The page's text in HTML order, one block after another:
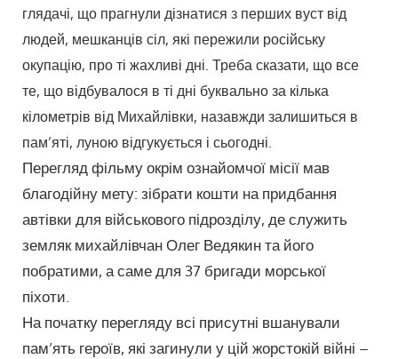
глядачі, що прагнули дізнатися з перших вуст від
людей, мешканців сіл, які пережили російську
окупацію, про ті жахливі дні. Треба сказати, що все
те, що відбувалося в ті дні буквально за кілька
кілометрів від Михайлівки, назавжди залишиться в
пам’яті, луною відгукується і сьогодні.
Перегляд фільму окрім ознайомчої місії мав
благодійну мету: зібрати кошти на придбання
автівки для військового підрозділу, де служить
земляк михайлівчан Олег Ведякин та його
побратими, а саме для 37 бригади морської
піхоти.
На початку перегляду всі присутні вшанували
пам’ять героїв, які загинули у цій жорстокій війні –